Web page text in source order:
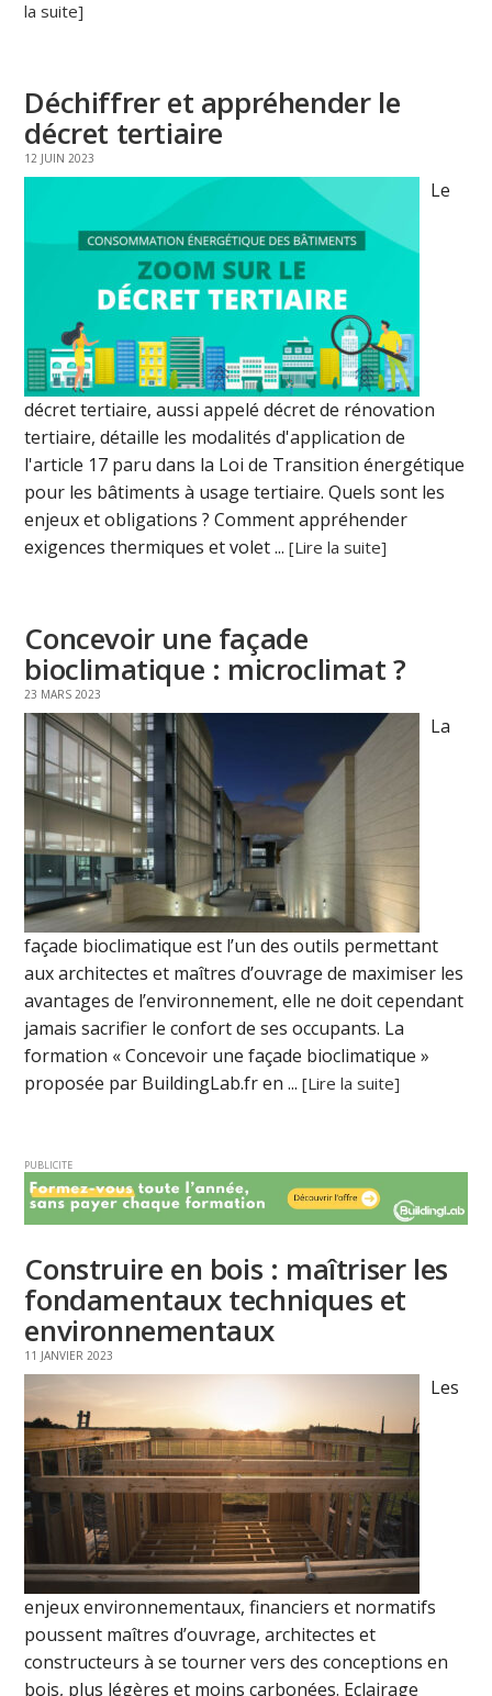
la suite]
Déchiffrer et appréhender le
décret tertiaire
12 JUIN 2023
Le
décret tertiaire, aussi appelé décret de rénovation
tertiaire, détaille les modalités d'application de
l'article 17 paru dans la Loi de Transition énergétique
pour les bâtiments à usage tertiaire. Quels sont les
enjeux et obligations ? Comment appréhender
exigences thermiques et volet ...[Lire la suite]
Concevoir une façade
bioclimatique : microclimat ?
23 MARS 2023
La
façade bioclimatique est l’un des outils permettant
aux architectes et maîtres d’ouvrage de maximiser les
avantages de l’environnement, elle ne doit cependant
jamais sacrifier le confort de ses occupants. La
formation « Concevoir une façade bioclimatique »
proposée par BuildingLab.fr en ...[Lire la suite]
PUBLICITE
Construire en bois : maîtriser les
fondamentaux techniques et
environnementaux
11 JANVIER 2023
Les
enjeux environnementaux, financiers et normatifs
poussent maîtres d’ouvrage, architectes et
constructeurs à se tourner vers des conceptions en
bois, plus légères et moins carbonées. Eclairage